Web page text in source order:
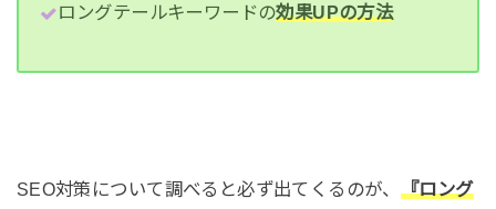
ロングテールキーワードの効果UPの方法
SEO対策について調べると必ず出てくるのが、 『ロング